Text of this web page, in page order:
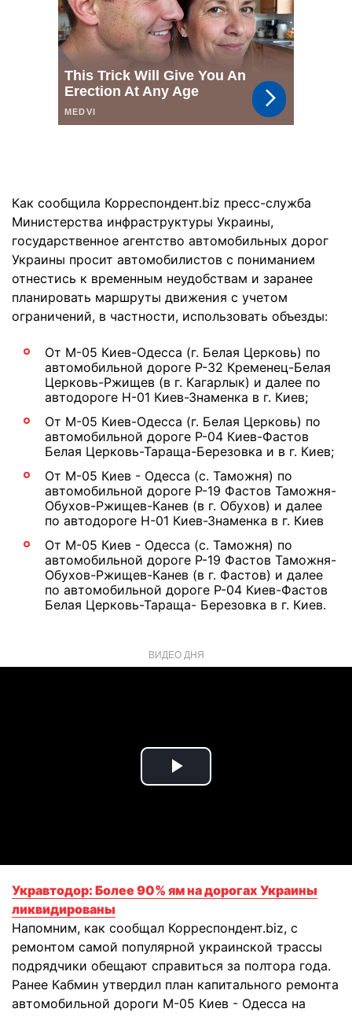
Как сообщила Корреспондент.biz пресс-служба
Министерства инфраструктуры Украины,
государственное агентство автомобильных дорог
Украины просит автомобилистов с пониманием
отнестись к временным неудобствам и заранее
планировать маршруты движения с учетом
ограничений, в частности, использовать объезды:
От М-05 Киев-Одесса (г. Белая Церковь) по
автомобильной дороге Р-32 Кременец-Белая
Церковь-Ржищев (в г. Кагарлык) и далее по
автодороге Н-01 Киев-Знаменка в г. Киев;
От М-05 Киев-Одесса (г. Белая Церковь) по
автомобильной дороге Р-04 Киев-Фастов
Белая Церковь-Тараща-Березовка и в г. Киев;
От М-05 Киев - Одесса (с. Таможня) по
автомобильной дороге Р-19 Фастов Таможня-
Обухов-Ржищев-Канев (в г. Обухов) и далее
по автодороге Н-01 Киев-Знаменка в г. Киев
От М-05 Киев - Одесса (с. Таможня) по
автомобильной дороге Р-19 Фастов Таможня-
Обухов-Ржищев-Канев (в г. Фастов) и далее
по автомобильной дороге Р-04 Киев-Фастов
Белая Церковь-Тараща- Березовка в г. Киев.
ВИДЕО ДНЯ
Play
Укравтодор: Более 90% ям на дорогах Украины
ликвидированы
Напомним, как сообщал Корреспондент.biz, с
ремонтом самой популярной украинской трассы
подрядчики обещают справиться за полтора года.
Ранее Кабмин утвердил план капитального ремонта
автомобильной дороги М-05 Киев - Одесса на